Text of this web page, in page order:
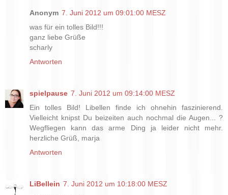
Anonym 7. Juni 2012 um 09:01:00 MESZ
was für ein tolles Bild!!!
ganz liebe Grüße
scharly
Antworten
spielpause 7. Juni 2012 um 09:14:00 MESZ
Ein tolles Bild! Libellen finde ich ohnehin faszinierend.
Vielleicht knipst Du beizeiten auch nochmal die Augen... ?
Wegfliegen kann das arme Ding ja leider nicht mehr.
herzliche Grüß, marja
Antworten
LiBellein 7. Juni 2012 um 10:18:00 MESZ